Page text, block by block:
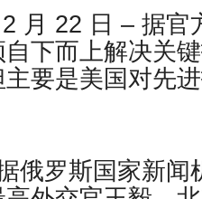
月 22 日 – 据官
下而上解决关
要是美国对先
俄罗斯国家新闻